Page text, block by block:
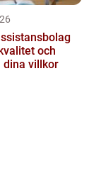
och
dina villkor